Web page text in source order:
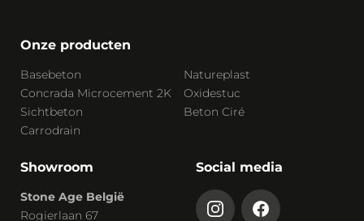
Onze producten
Basebeton
Natureplast
Concrada Microcement 2K
Oxidestuc
Sichtbeton
Beton Ciré
Carrodrain
Showroom
Stone Age België
Rogierlaan 67
Social media